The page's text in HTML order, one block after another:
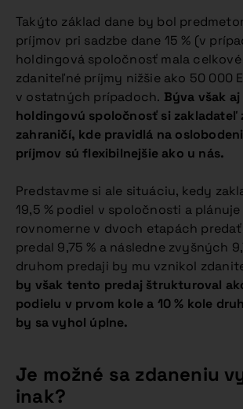
Takýto základ dane by bol
príjmov pri sadzbe dane 15 % (v
holdingová spoločnosť mala
zdaniteľné príjmy nižšie ako 50 000
v ostatných prípadoch. Býva však
holdingovú spoločnosť si zakladateľ
zahraničí, kde pravidlá na
príjmov sú flexibilnejšie ako u nás.
Predstavme si ale situáciu, kedy
19,5 % podiel v spoločnosti a plánuje
rovnomerne v dvoch etapách
predal 9,75 % a následne zvyšných
druhom predaji by mu vznikol
by však tento predaj štrukturoval
podielu v prvom kole a 10 % kole
by sa vyhol úplne.
Je možné sa zdaneniu
inak?